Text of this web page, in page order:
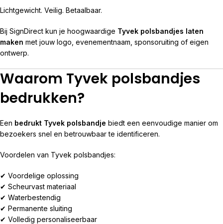
Lichtgewicht. Veilig. Betaalbaar.
Bij SignDirect kun je hoogwaardige Tyvek polsbandjes laten
maken met jouw logo, evenementnaam, sponsoruiting of eigen
ontwerp.
Waarom Tyvek polsbandjes
bedrukken?
Een bedrukt Tyvek polsbandje biedt een eenvoudige manier om
bezoekers snel en betrouwbaar te identificeren.
Voordelen van Tyvek polsbandjes:
✔ Voordelige oplossing
✔ Scheurvast materiaal
✔ Waterbestendig
✔ Permanente sluiting
✔ Volledig personaliseerbaar